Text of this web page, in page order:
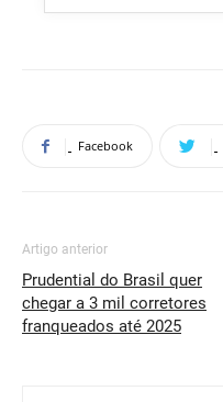
Facebook
Artigo anterior
Prudential do Brasil quer
chegar a 3 mil corretores
franqueados até 2025